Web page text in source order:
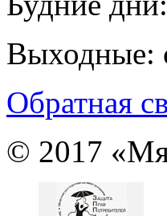
Выходные:
Обратная
© 2017